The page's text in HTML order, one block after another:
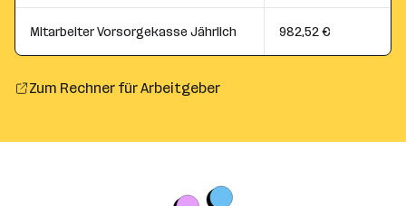
Mitarbeiter Vorsorgekasse Jährlich 982,52 €
Zum Rechner für Arbeitgeber